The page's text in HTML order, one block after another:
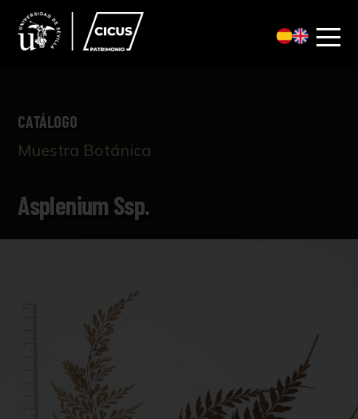
CATÁLOGO
Muestra Botánica
Asplenium Ssp.